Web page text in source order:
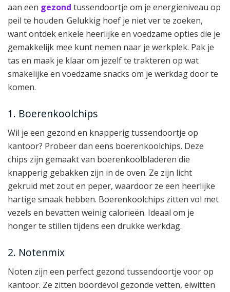
aan een gezond tussendoortje om je energieniveau op
peil te houden. Gelukkig hoef je niet ver te zoeken,
want ontdek enkele heerlijke en voedzame opties die je
gemakkelijk mee kunt nemen naar je werkplek. Pak je
tas en maak je klaar om jezelf te trakteren op wat
smakelijke en voedzame snacks om je werkdag door te
komen.
1. Boerenkoolchips
Wil je een gezond en knapperig tussendoortje op
kantoor? Probeer dan eens boerenkoolchips. Deze
chips zijn gemaakt van boerenkoolbladeren die
knapperig gebakken zijn in de oven. Ze zijn licht
gekruid met zout en peper, waardoor ze een heerlijke
hartige smaak hebben. Boerenkoolchips zitten vol met
vezels en bevatten weinig calorieën. Ideaal om je
honger te stillen tijdens een drukke werkdag.
2. Notenmix
Noten zijn een perfect gezond tussendoortje voor op
kantoor. Ze zitten boordevol gezonde vetten, eiwitten